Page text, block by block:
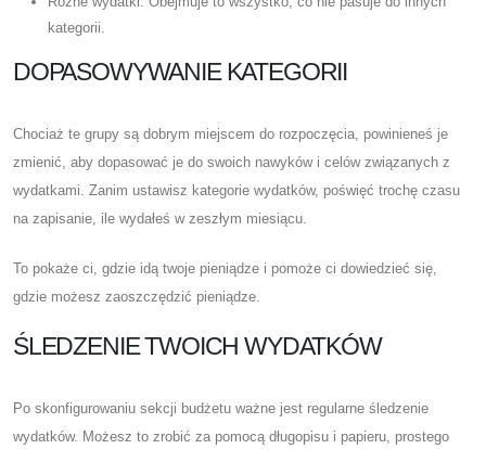
kategorii.
DOPASOWYWANIE KATEGORII
Chociaż te grupy są dobrym miejscem do rozpoczęcia, powinieneś je
zmienić, aby dopasować je do swoich nawyków i celów związanych z
wydatkami. Zanim ustawisz kategorie wydatków, poświęć trochę czasu
na zapisanie, ile wydałeś w zeszłym miesiącu.
To pokaże ci, gdzie idą twoje pieniądze i pomoże ci dowiedzieć się,
gdzie możesz zaoszczędzić pieniądze.
ŚLEDZENIE TWOICH WYDATKÓW
Po skonfigurowaniu sekcji budżetu ważne jest regularne śledzenie
wydatków. Możesz to zrobić za pomocą długopisu i papieru, prostego